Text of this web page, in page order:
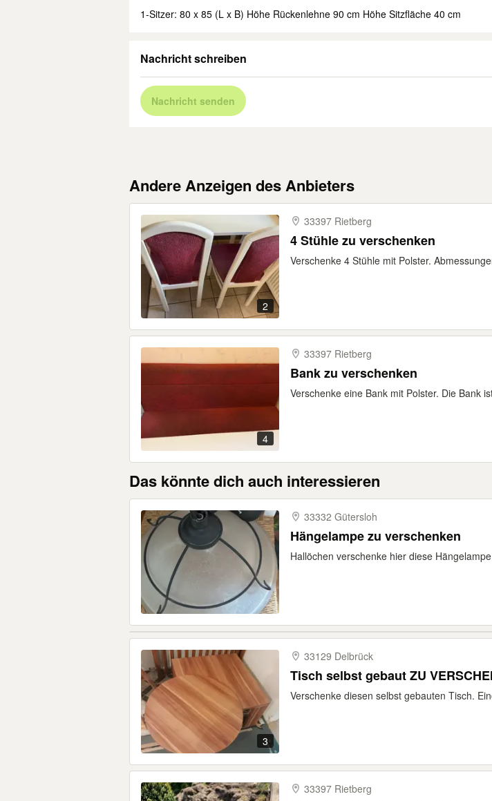
1-Sitzer: 80 x 85 (L x B) Höhe Rückenlehne 90 cm Höhe Sitzfläche 40 cm
Nachricht schreiben
Nachricht senden
Andere Anzeigen des Anbieters
2
33397 Rietberg
4 Stühle zu verschenken
Verschenke 4 Stühle mit Polster.
4
33397 Rietberg
Bank zu verschenken
Verschenke eine Bank mit Polster. Die Bank
Das könnte dich auch interessieren
33332 Gütersloh
Hängelampe zu verschenken
Hallöchen verschenke hier diese
3
33129 Delbrück
Tisch selbst gebaut ZU
Verschenke diesen selbst gebauten Tisch.
33397 Rietberg